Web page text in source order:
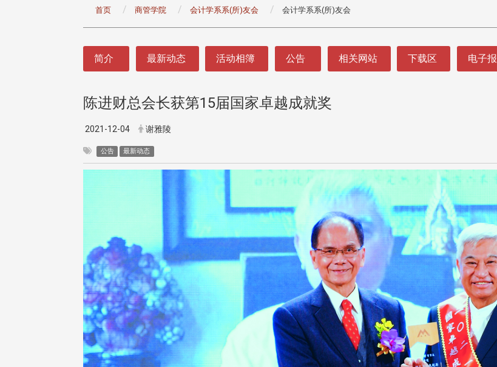
首页 商管学院 会计学系系(所)友会 会计学系系(所)友会
简介 最新动态 活动相簿 公告 相关网站 下载区 电子报
陈进财总会长获第15届国家卓越成就奖
2021-12-04 谢雅陵
公告 最新动态